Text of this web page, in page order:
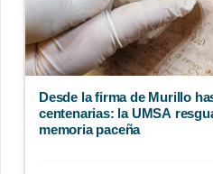
Desde la firma de Murillo
centenarias: la UMSA
memoria paceña